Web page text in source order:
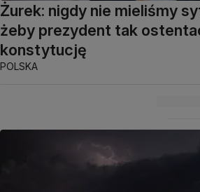
Żurek: nigdy nie mieliśmy
żeby prezydent tak
konstytucję
POLSKA